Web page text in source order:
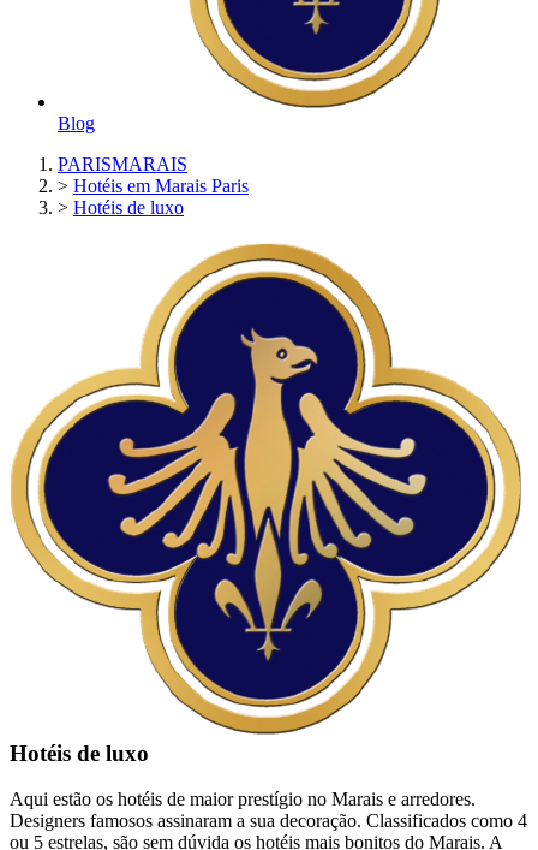
Blog
PARISMARAIS
> Hotéis em Marais Paris
> Hotéis de luxo
Hotéis de luxo
Aqui estão os hotéis de maior prestígio no Marais e arredores.
Designers famosos assinaram a sua decoração. Classificados como 4
ou 5 estrelas, são sem dúvida os hotéis mais bonitos do Marais. A